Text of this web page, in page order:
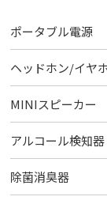
ポータブル電源
ヘッドホン/イヤ
MINIスピーカー
アルコール検知器
除菌消臭器